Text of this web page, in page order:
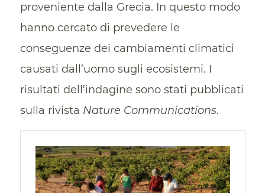
proveniente dalla Grecia. In questo modo
hanno cercato di prevedere le
conseguenze dei cambiamenti climatici
causati dall’uomo sugli ecosistemi. I
risultati dell’indagine sono stati pubblicati
sulla rivista Nature Communications.